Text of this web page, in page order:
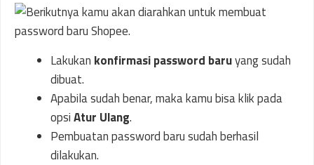
Lakukan konfirmasi password baruyang sudah
dibuat.
Apabila sudah benar, maka kamu bisa klik pada
opsiAtur Ulang.
Pembuatan password baru sudah berhasil
dilakukan.